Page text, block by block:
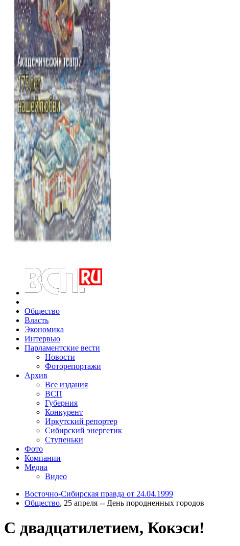
Общество
Власть
Экономика
Интервью
Парламентские вести
Новости
Фоторепортажи
Архив
Все издания
ВСП
Губерния
Конкурент
Иркутский репортер
Сибирский энергетик
Ступеньки
Фото
Компании
Медиа
Видео
Восточно-Сибирская правда от 24.04.1999
Общество, 25 апреля -- День породненных городов
C двадцатилетием, Кокэси!